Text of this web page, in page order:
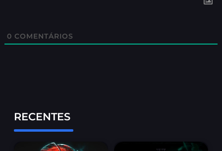
0 COMENTÁRIOS
RECENTES